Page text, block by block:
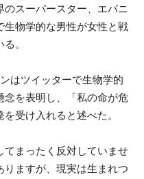
のスーパースター、エバニ
生物学的な男性が女性と戦
。
はツイッターで生物学的
念を表明し、「私の命が危
受け入れると述べた。
てまったく反対していませ
ますが、現実は生まれつ